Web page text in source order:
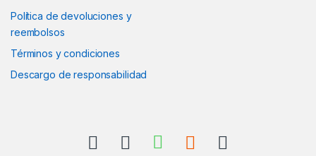
Política de devoluciones y
reembolsos
Términos y condiciones
Descargo de responsabilidad